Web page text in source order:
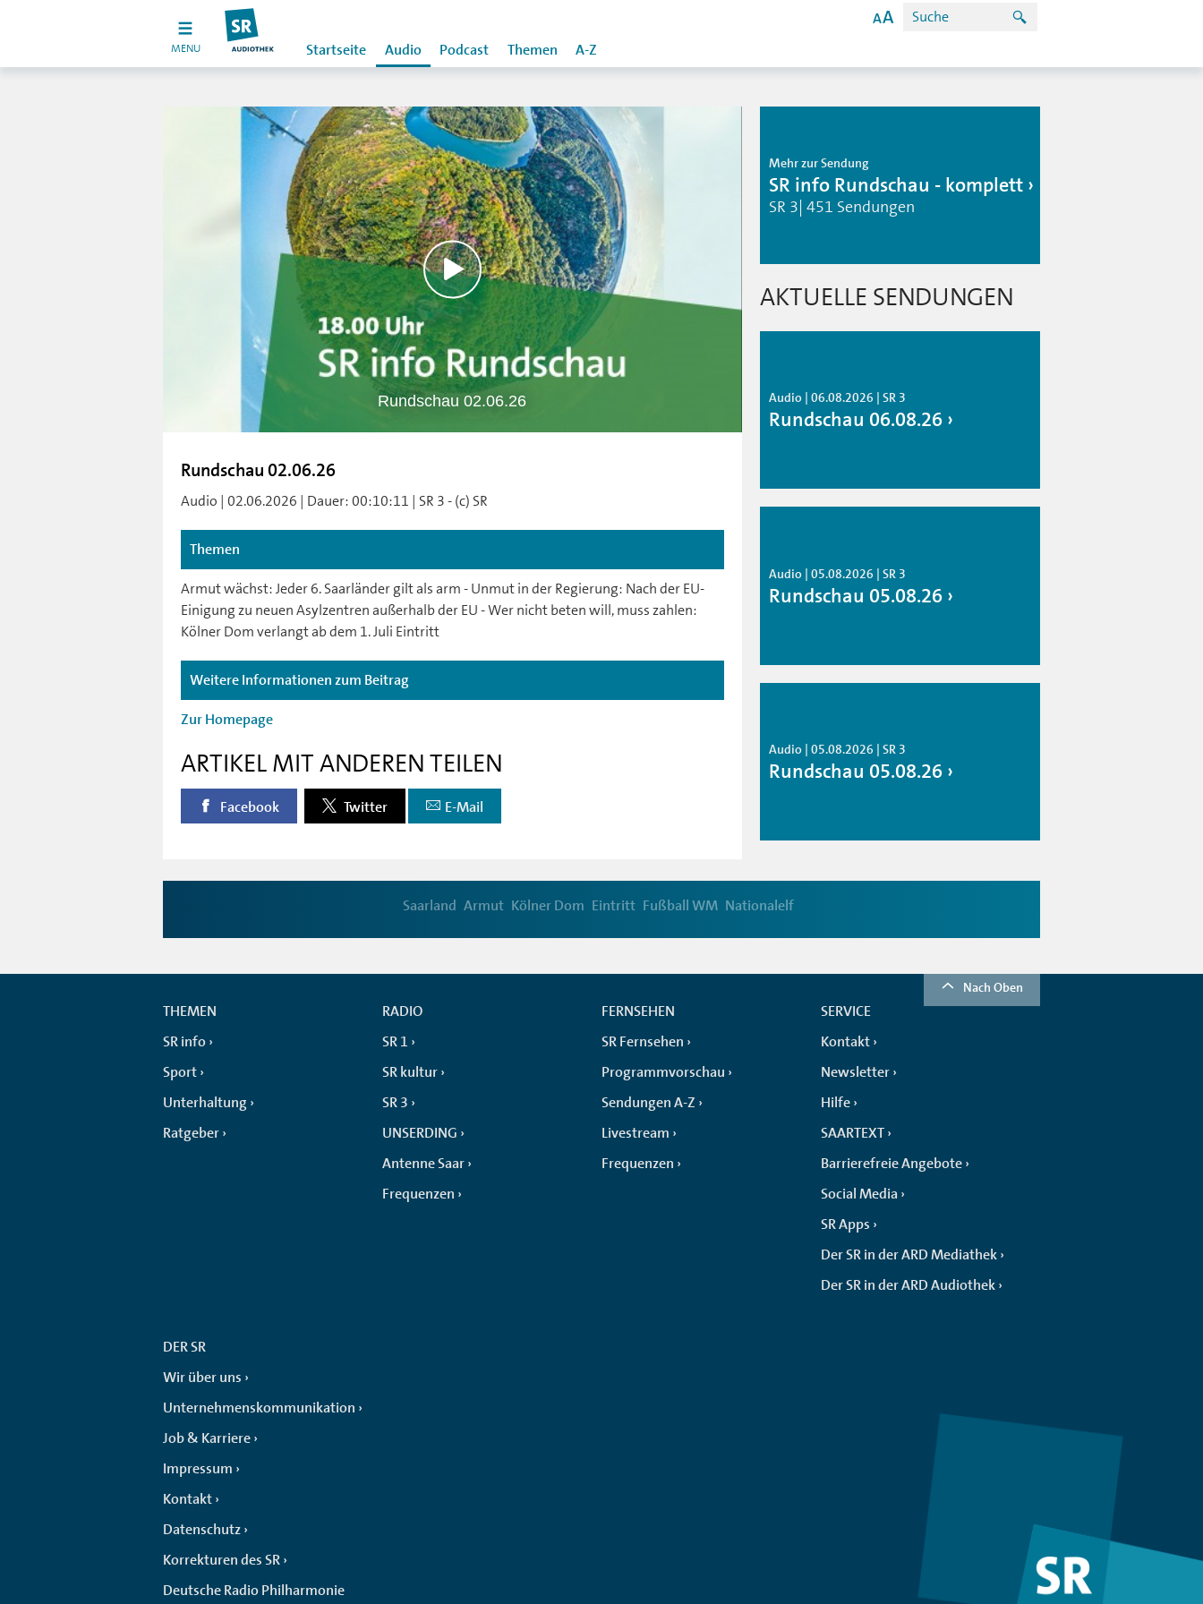
MENU Startseite Audio Podcast Themen A-Z
Rundschau 02.06.26
Rundschau 02.06.26
Audio | 02.06.2026 | Dauer: 00:10:11 | SR 3 - (c) SR
Themen
Armut wächst: Jeder 6. Saarländer gilt als arm - Unmut in der Regierung: Nach der EU-
Einigung zu neuen Asylzentren außerhalb der EU - Wer nicht beten will, muss zahlen:
Kölner Dom verlangt ab dem 1. Juli Eintritt
Weitere Informationen zum Beitrag
Zur Homepage
ARTIKEL MIT ANDEREN TEILEN
Facebook Twitter E-Mail
Mehr zur Sendung
SR info Rundschau - komplett
SR 3| 451 Sendungen
AKTUELLE SENDUNGEN
Audio | 06.08.2026 | SR 3
Rundschau 06.08.26
Audio | 05.08.2026 | SR 3
Rundschau 05.08.26
Audio | 05.08.2026 | SR 3
Rundschau 05.08.26
Saarland Armut Kölner Dom Eintritt Fußball WM Nationalelf
Nach Oben
THEMEN
SR info
Sport
Unterhaltung
Ratgeber
RADIO
SR 1
SR kultur
SR 3
UNSERDING
Antenne Saar
Frequenzen
FERNSEHEN
SR Fernsehen
Programmvorschau
Sendungen A-Z
Livestream
Frequenzen
SERVICE
Kontakt
Newsletter
Hilfe
SAARTEXT
Barrierefreie Angebote
Social Media
SR Apps
Der SR in der ARD Mediathek
Der SR in der ARD Audiothek
DER SR
Wir über uns
Unternehmenskommunikation
Job & Karriere
Impressum
Kontakt
Datenschutz
Korrekturen des SR
Deutsche Radio Philharmonie